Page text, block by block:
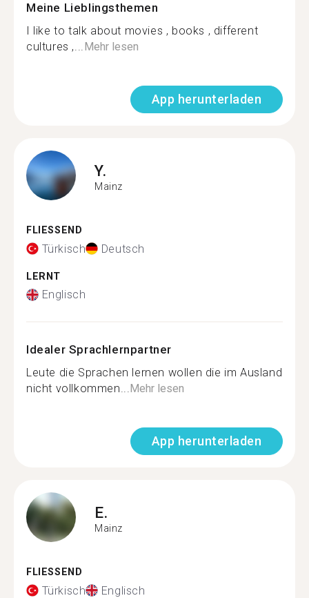
Meine Lieblingsthemen
I like to talk about movies , books , different
cultures ,...Mehr lesen
App herunterladen
Y.
Mainz
FLIESSEND
Türkisch Deutsch
LERNT
Englisch
Idealer Sprachlernpartner
Leute die Sprachen lernen wollen die im Ausland
nicht vollkommen...Mehr lesen
App herunterladen
E.
Mainz
FLIESSEND
Türkisch Englisch